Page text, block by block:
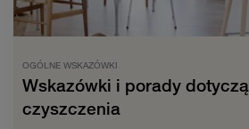
OGÓLNE WSKAZÓWKI
Wskazówki i porady
czyszczenia